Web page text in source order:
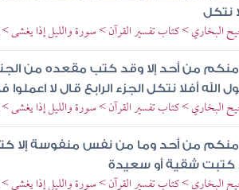
نتكل
البخاري > كتاب تفسير القرآن > سورة والليل إذا يغشى
من أحد إلا وقد كتب مقعده من
الله أفلا نتكل الجزء الرابع قال لا
البخاري > كتاب تفسير القرآن > سورة والليل إذا يغشى
من أحد وما من نفس منفوسة إلا كتب
كتبت شقية أو سعيدة
البخاري > كتاب تفسير القرآن > سورة والليل إذا يغشى